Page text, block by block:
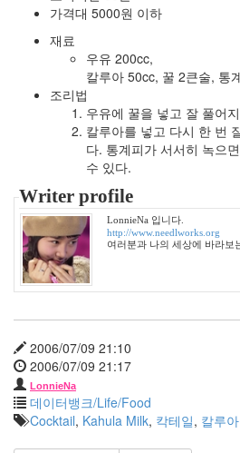
가격대 5000원 이하
재료
우유 200cc,
칼루아 50cc, 꿀 2큰술, 통
조리법
우유에 꿀을 넣고 잘 풀어
칼루아를 넣고 다시 한 번
다. 통계피가 서서히 녹으
수 있다.
Writer profile
LonnieNa 입니다.
http://www.needlworks.org
여러분과 나의 세상에 바라보
2006/07/09 21:10
2006/07/09 21:17
LonnieNa
데이터뱅크/Life/Food
Cocktail, Kahula Milk, 칵테일, 칼루
드
nwe
right
이
선
코
카